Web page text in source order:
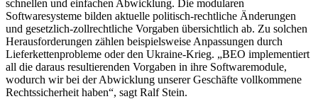
schnellen und einfachen Abwicklung. Die modularen
Softwaresysteme bilden aktuelle politisch-rechtliche Änderungen
und gesetzlich-zollrechtliche Vorgaben übersichtlich ab. Zu solchen
Herausforderungen zählen beispielsweise Anpassungen durch
Lieferkettenprobleme oder den Ukraine-Krieg. „BEO implementiert
all die daraus resultierenden Vorgaben in ihre Softwaremodule,
wodurch wir bei der Abwicklung unserer Geschäfte vollkommene
Rechtssicherheit haben“, sagt Ralf Stein.